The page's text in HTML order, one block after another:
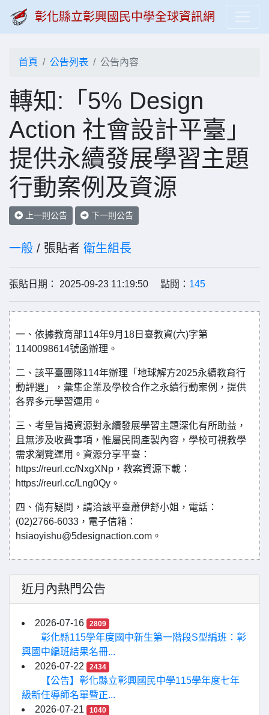
彰化縣立彰興國民中學全球資訊網
首頁 公告列表 公告內容
轉知:「5% Design
Action 社會設計平臺」
提供永續發展學習主題
行動案例及資源
上一則公告 下一則公告
一般 / 張貼者 衛生組長
張貼日期： 2025-09-23 11:19:50 點閱： 145
一、依據教育部114年9月18日臺教資(六)字第
1140098614號函辦理。
二、該平臺團隊114年辦理「地球解方2025永續教育行
動評選」，彙集企業及學校合作之永續行動案例，提供
各界多元學習運用。
三、考量旨揭資源對永續發展學習主題深化有所助益，
且無涉及收費事項，惟屬民間產製內容，學校可視教學
需求瀏覽運用。資源分享平臺：
https://reurl.cc/NxgXNp，教案資源下載：
https://reurl.cc/Lng0Qy。
四、倘有疑問，請洽該平臺蕭伊舒小姐，電話：
(02)2766-6033，電子信箱：
hsiaoyishu@5designaction.com。
近月內熱門公告
2026-07-16 2809
彰化縣115學年度國中新生第一階段S型編班：彰
興國中編班結果名冊...
2026-07-22
2434
【公告】彰化縣立彰興國民中學115學年度七年
級新任導師名單暨正...
2026-07-21
1040